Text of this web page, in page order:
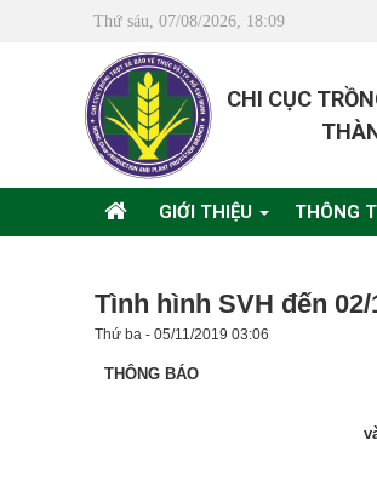
Thứ sáu, 07/08/2026, 18:09
CHI CỤC
GIỚI THIỆU THÔNG
Tình hình SVH đến 02/
Thứ ba - 05/11/2019 03:06
THÔNG BÁO